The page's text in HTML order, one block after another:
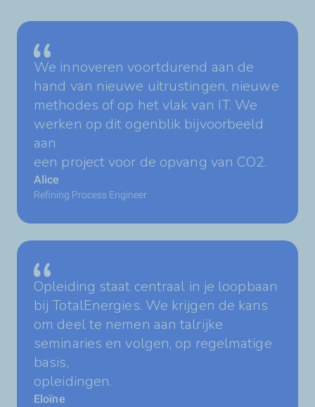
We innoveren voortdurend aan de
hand van nieuwe uitrustingen, nieuwe
methodes of op het vlak van IT. We
werken op dit ogenblik bijvoorbeeld
aan
een project voor de opvang van CO2.
Alice
Refining Process Engineer
Opleiding staat centraal in je loopbaan
bij TotalEnergies. We krijgen de kans
om deel te nemen aan talrijke
seminaries en volgen, op regelmatige
basis,
opleidingen.
Eloïne